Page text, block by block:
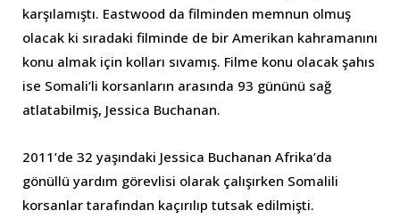
karşılamıştı. Eastwood da filminden memnun olmuş
olacak ki sıradaki filminde de bir Amerikan kahramanını
konu almak için kolları sıvamış. Filme konu olacak şahıs
ise Somali’li korsanların arasında 93 gününü sağ
atlatabilmiş, Jessica Buchanan.
2011’de 32 yaşındaki Jessica Buchanan Afrika’da
gönüllü yardım görevlisi olarak çalışırken Somalili
korsanlar tarafından kaçırılıp tutsak edilmişti.